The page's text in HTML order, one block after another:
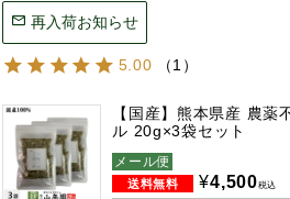
再入荷お知らせ
5.00 （1 ）
【国産】熊本県産 農薬
ル 20g×3袋セット
メール便
¥4,500税込